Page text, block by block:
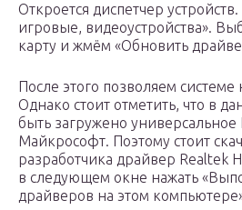
Откроется диспетчер
игровые, видеоустройства».
карту и жмём «Обновить
После этого позволяем
Однако стоит отметить, что в
быть загружено
Майкрософт. Поэтому стоит
разработчика драйвер Realtek
в следующем окне нажать
драйверов на этом